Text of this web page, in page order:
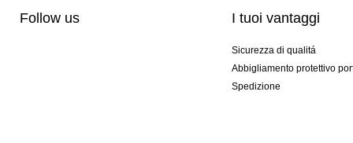
Follow us I tuoi vantaggi
Sicurezza di qualitá
Abbigliamento protettivo
Spedizione